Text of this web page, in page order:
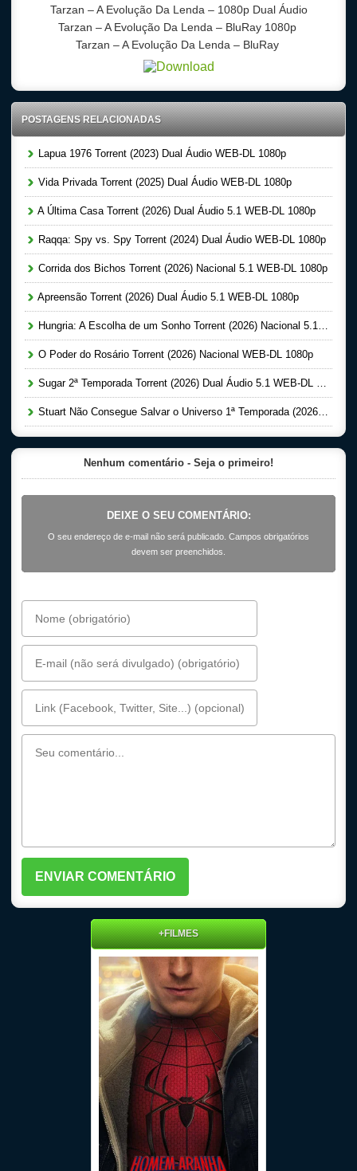
Tarzan – A Evolução Da Lenda – 1080p Dual Áudio
Tarzan – A Evolução Da Lenda – BluRay 1080p
Tarzan – A Evolução Da Lenda – BluRay
POSTAGENS RELACIONADAS
Lapua 1976 Torrent (2023) Dual Áudio WEB-DL 1080p
Vida Privada Torrent (2025) Dual Áudio WEB-DL 1080p
A Última Casa Torrent (2026) Dual Áudio 5.1 WEB-DL 1080p
Raqqa: Spy vs. Spy Torrent (2024) Dual Áudio WEB-DL 1080p
Corrida dos Bichos Torrent (2026) Nacional 5.1 WEB-DL 1080p
Apreensão Torrent (2026) Dual Áudio 5.1 WEB-DL 1080p
Hungria: A Escolha de um Sonho Torrent (2026) Nacional 5.1 WEB-DL 1080p
O Poder do Rosário Torrent (2026) Nacional WEB-DL 1080p
Sugar 2ª Temporada Torrent (2026) Dual Áudio 5.1 WEB-DL 1080p
Stuart Não Consegue Salvar o Universo 1ª Temporada (2026) Dual Áudio 5.1 WEB-DL 1080p
Nenhum comentário - Seja o primeiro!
DEIXE O SEU COMENTÁRIO:
O seu endereço de e-mail não será publicado. Campos obrigatórios
devem ser preenchidos.
+FILMES